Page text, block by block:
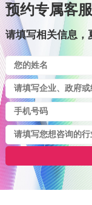
预约专属客
请填写相关信息，